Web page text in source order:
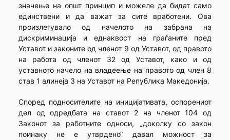
значење на општ принцип и можеле да бидат само
единствени и да важат за сите вработени. Ова
произлегувало од начелото на забрана на
дискриминација и еднаквост на граѓаните пред
Уставот и законите од членот 9 од Уставот, од правото
на работа од членот 32 од Уставот, како и од
уставното начело на владеење на правото од член 8
став 1 алинеја 3 на Уставот на Република Македонија.
Според подносителите на иницијативата, оспорениот
дел од одредбата на ставот 2 на членот 104 од
Законот за работните односи, „доколку со закон
поинаку не е утврдено“ давал можност за